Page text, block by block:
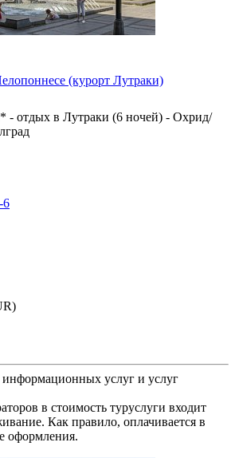
(курорт Лутраки)
- отдых в Лутраки (6 ночей) - Охрид/
6
информационных услуг и услуг
в стоимость туруслуги входит
Как правило, оплачивается в
оформления.